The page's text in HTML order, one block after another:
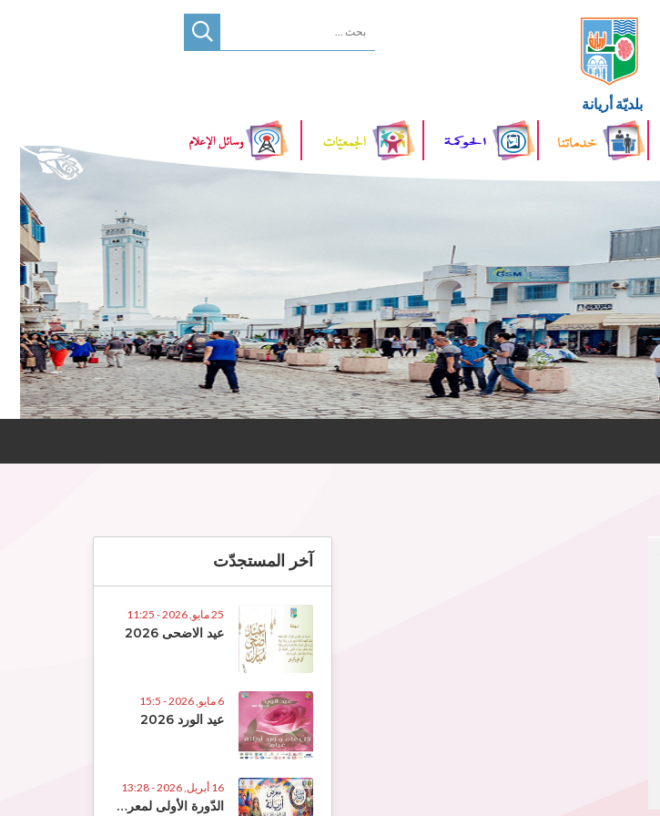
بلديّة أريانة
آخر المستجدّت
25 مايو, 2026 - 11:25
عيد الاضحى 2026
6 مايو, 2026 - 15:5
عيد الورد 2026
16 أبريل, 2026 - 13:28
الدّورة الأولى لمعرض الصّناعات التّقلييديّة